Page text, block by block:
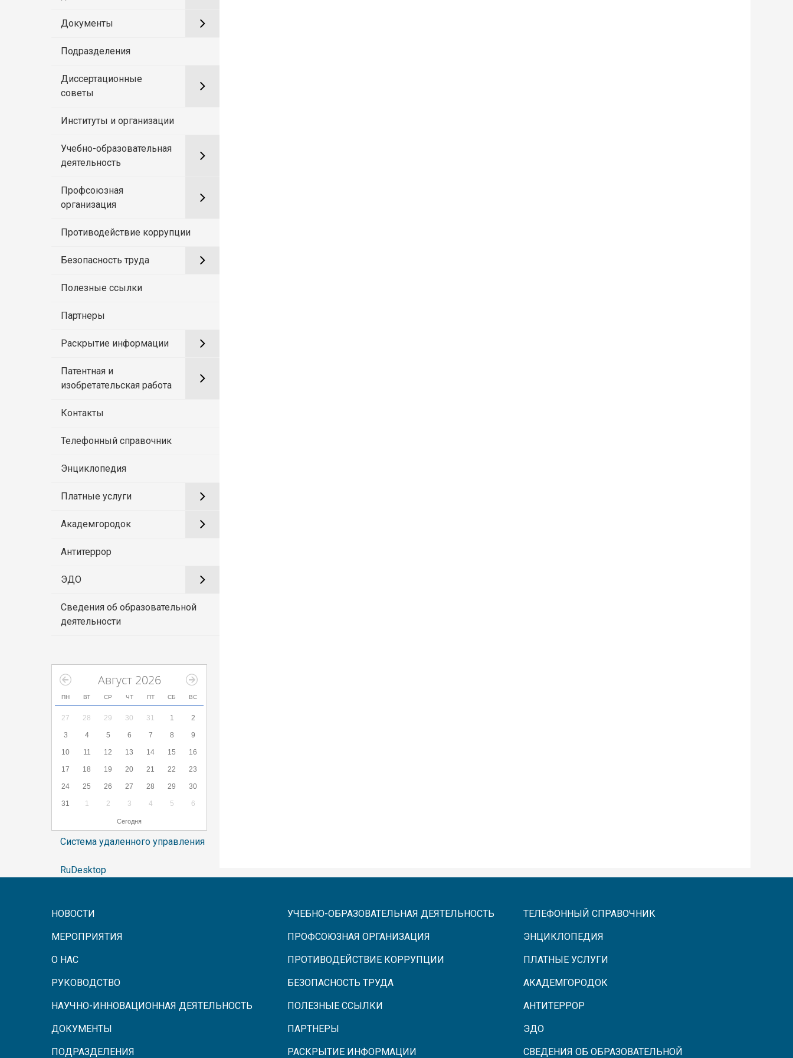
Документы
Подразделения
Диссертационные
советы
Институты и организации
Учебно-образовательная
деятельность
Профсоюзная
организация
Противодействие коррупции
Безопасность труда
Полезные ссылки
Партнеры
Раскрытие информации
Патентная и
изобретательская работа
Контакты
Телефонный справочник
Энциклопедия
Платные услуги
Академгородок
Антитеррор
ЭДО
Сведения об образовательной
деятельности
Август 2026
ПН ВТ СР ЧТ ПТ СБ ВС
27 28 29 30 31 1 2
3 4 5 6 7 8 9
10 11 12 13 14 15 16
17 18 19 20 21 22 23
24 25 26 27 28 29 30
31 1 2 3 4 5 6
Сегодня
Система удаленного управления
RuDesktop
НОВОСТИ
МЕРОПРИЯТИЯ
О НАС
РУКОВОДСТВО
НАУЧНО-ИННОВАЦИОННАЯ ДЕЯТЕЛЬНОСТЬ
ДОКУМЕНТЫ
ПОДРАЗДЕЛЕНИЯ
УЧЕБНО-ОБРАЗОВАТЕЛЬНАЯ ДЕЯТЕЛЬНОСТЬ
ПРОФСОЮЗНАЯ ОРГАНИЗАЦИЯ
ПРОТИВОДЕЙСТВИЕ КОРРУПЦИИ
БЕЗОПАСНОСТЬ ТРУДА
ПОЛЕЗНЫЕ ССЫЛКИ
ПАРТНЕРЫ
РАСКРЫТИЕ ИНФОРМАЦИИ
ТЕЛЕФОННЫЙ СПРАВОЧНИК
ЭНЦИКЛОПЕДИЯ
ПЛАТНЫЕ УСЛУГИ
АКАДЕМГОРОДОК
АНТИТЕРРОР
ЭДО
СВЕДЕНИЯ ОБ ОБРАЗОВАТЕЛЬНОЙ